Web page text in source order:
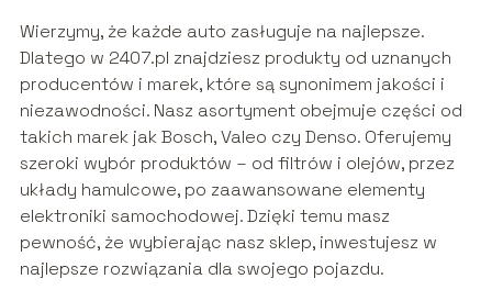
Wierzymy, że każde auto zasługuje na najlepsze.
Dlatego w 2407.pl znajdziesz produkty od uznanych
producentów i marek, które są synonimem jakości i
niezawodności. Nasz asortyment obejmuje części od
takich marek jak Bosch, Valeo czy Denso. Oferujemy
szeroki wybór produktów – od filtrów i olejów, przez
układy hamulcowe, po zaawansowane elementy
elektroniki samochodowej. Dzięki temu masz
pewność, że wybierając nasz sklep, inwestujesz w
najlepsze rozwiązania dla swojego pojazdu.